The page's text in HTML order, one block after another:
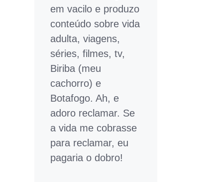
em vacilo e produzo
conteúdo sobre vida
adulta, viagens,
séries, filmes, tv,
Biriba (meu
cachorro) e
Botafogo. Ah, e
adoro reclamar. Se
a vida me cobrasse
para reclamar, eu
pagaria o dobro!